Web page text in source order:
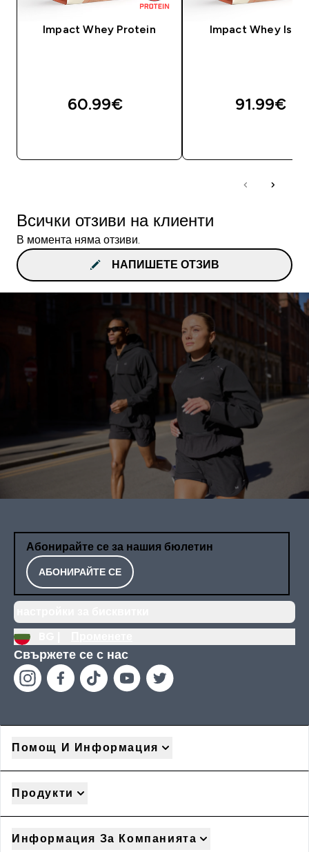
Impact Whey Protein
60.99€‎
Impact Whey
91.99€‎
Всички отзиви на клиенти
В момента няма отзиви.
НАПИШЕТЕ ОТЗИВ
Абонирайте се за нашия бюлетин
АБОНИРАЙТЕ СЕ
Свържете се с нас
Помощ И Информация
Продукти
Информация За Компанията